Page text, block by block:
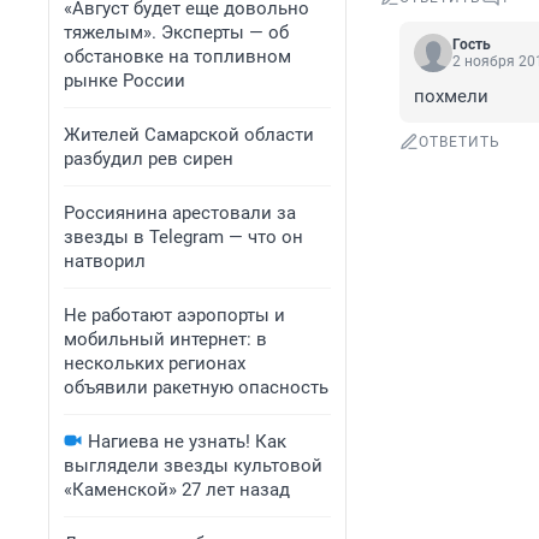
«Август будет еще довольно
тяжелым». Эксперты — об
обстановке на топливном
рынке России
Жителей Самарской области
разбудил рев сирен
Россиянина арестовали за
звезды в Telegram — что он
натворил
Не работают аэропорты и
мобильный интернет: в
нескольких регионах
объявили ракетную опасность
Нагиева не узнать! Как
выглядели звезды культовой
«Каменской» 27 лет назад
Гость
2 ноября
похмели
ОТВЕТИТЬ